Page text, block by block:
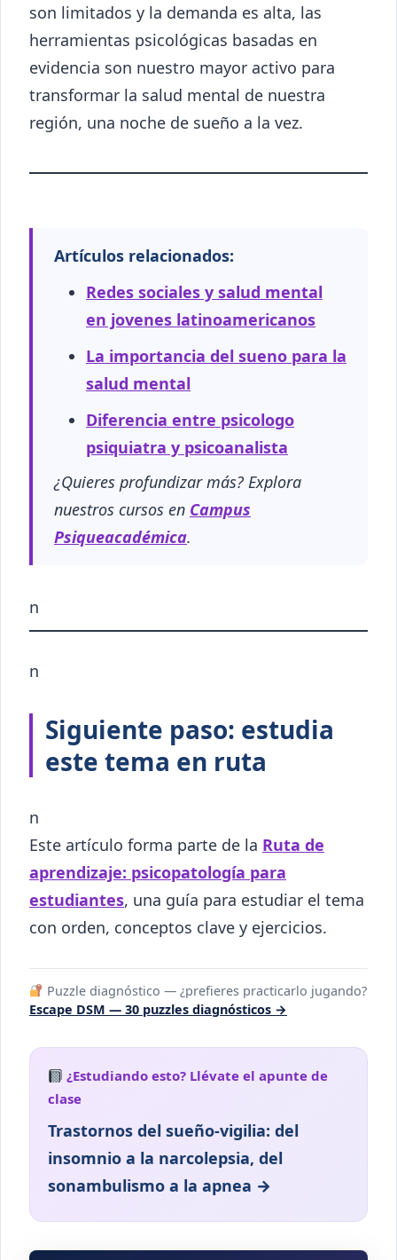
son limitados y la demanda es alta, las
herramientas psicológicas basadas en
evidencia son nuestro mayor activo para
transformar la salud mental de nuestra
región, una noche de sueño a la vez.
Artículos relacionados:
Redes sociales y salud mental
en jovenes latinoamericanos
La importancia del sueno para la
salud mental
Diferencia entre psicologo
psiquiatra y psicoanalista
¿Quieres profundizar más? Explora
nuestros cursos en Campus
Psiqueacadémica.
n
n
Siguiente paso: estudia
este tema en ruta
n
Este artículo forma parte de la Ruta de
aprendizaje: psicopatología para
estudiantes, una guía para estudiar el tema
con orden, conceptos clave y ejercicios.
Puzzle diagnóstico — ¿prefieres practicarlo jugando?
Escape DSM — 30 puzzles diagnósticos →
¿Estudiando esto? Llévate el apunte de
clase
Trastornos del sueño-vigilia: del
insomnio a la narcolepsia, del
sonambulismo a la apnea →